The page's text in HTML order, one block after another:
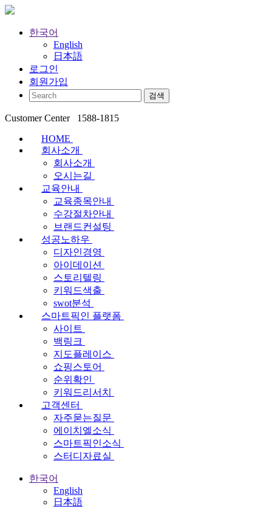
한국어
English
日本語
로그인
회원가입
Customer Center 1588-1815
HOME
회사소개
회사소개
오시는길
교육안내
교육종목안내
수강절차안내
브랜드컨설팅
성공노하우
디자인경영
아이데이션
스토리텔링
키워드색출
swot분석
스마트픽인 플랫폼
사이트
백링크
지도플레이스
쇼핑스토어
순위확인
키워드리서치
고객센터
자주묻는질문
에이치엘소식
스마트픽인소식
스터디자료실
한국어
English
日本語